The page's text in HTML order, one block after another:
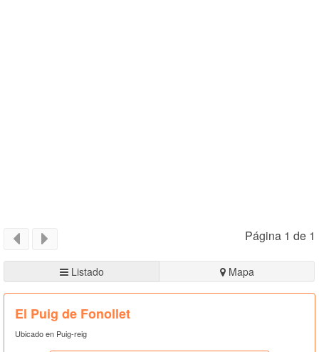
Página 1 de 1
Listado Mapa
El Puig de Fonollet
Ubicado en Puig-reig